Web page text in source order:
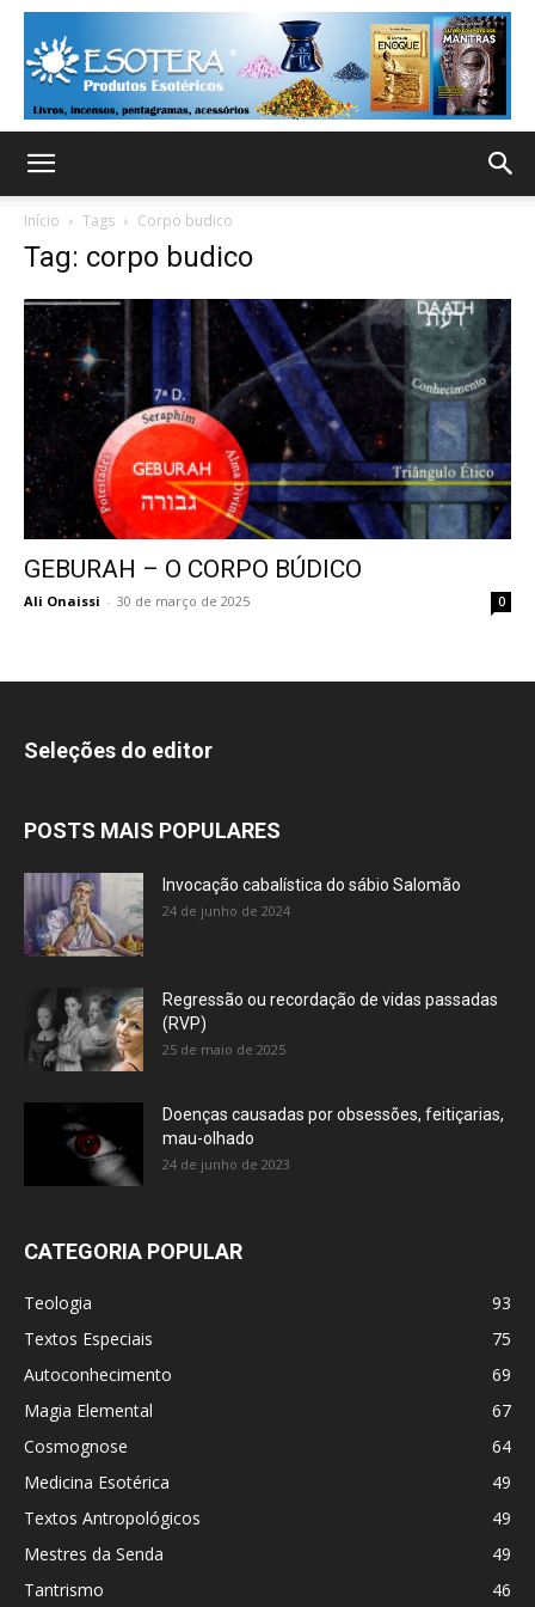
Início Tags Corpo budico
Tag: corpo budico
GEBURAH – O CORPO BÚDICO
Ali Onaissi - 30 de março de 2025 0
Seleções do editor
POSTS MAIS POPULARES
Invocação cabalística do sábio Salomão
24 de junho de 2024
Regressão ou recordação de vidas passadas
(RVP)
25 de maio de 2025
Doenças causadas por obsessões, feitiçarias,
mau-olhado
24 de junho de 2023
CATEGORIA POPULAR
Teologia
93
Textos Especiais
75
Autoconhecimento
69
Magia Elemental
67
Cosmognose
64
Medicina Esotérica
49
Textos Antropológicos
49
Mestres da Senda
49
Tantrismo
46